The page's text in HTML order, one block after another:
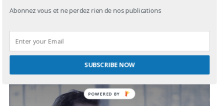
Abonnez vous et ne perdez rien de nos publications
SUBSCRIBE NOW